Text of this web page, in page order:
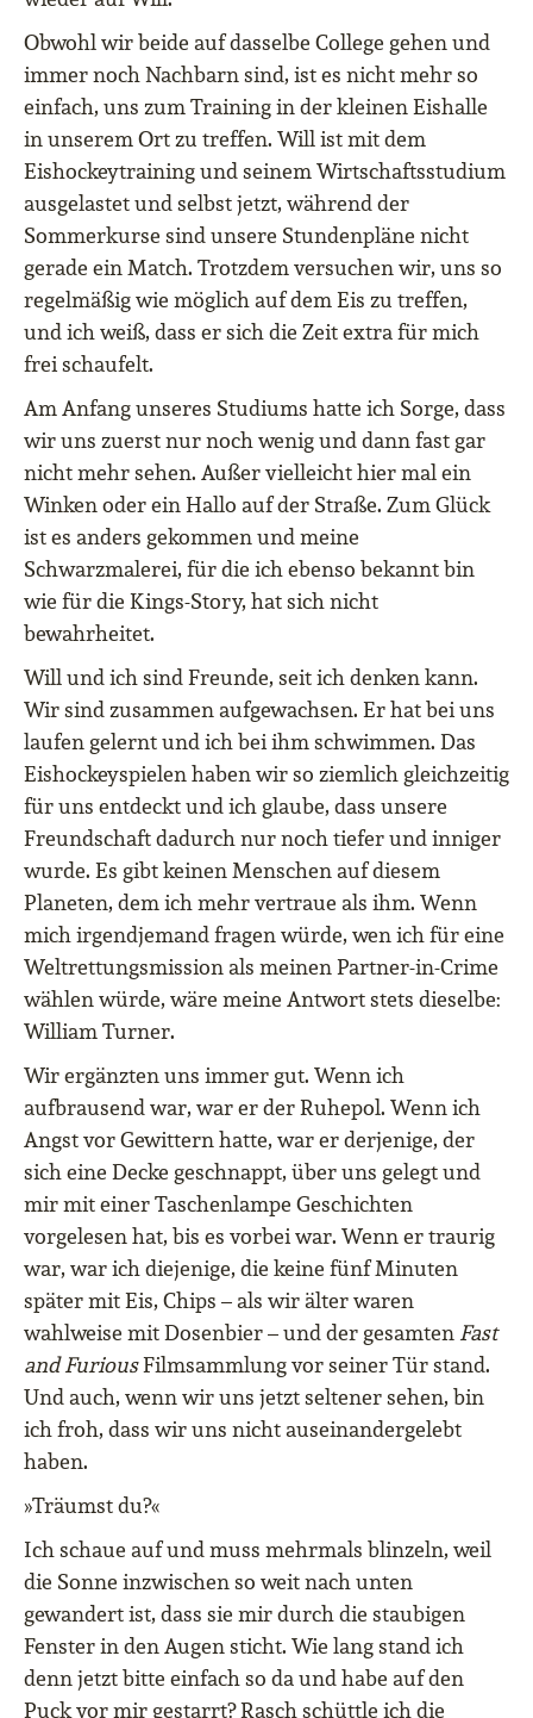
Obwohl wir beide auf dasselbe College gehen und
immer noch Nachbarn sind, ist es nicht mehr so
einfach, uns zum Training in der kleinen Eishalle
in unserem Ort zu treffen. Will ist mit dem
Eishockeytraining und seinem Wirtschaftsstudium
ausgelastet und selbst jetzt, während der
Sommerkurse sind unsere Stundenpläne nicht
gerade ein Match. Trotzdem versuchen wir, uns so
regelmäßig wie möglich auf dem Eis zu treffen,
und ich weiß, dass er sich die Zeit extra für mich
frei schaufelt.
Am Anfang unseres Studiums hatte ich Sorge, dass
wir uns zuerst nur noch wenig und dann fast gar
nicht mehr sehen. Außer vielleicht hier mal ein
Winken oder ein Hallo auf der Straße. Zum Glück
ist es anders gekommen und meine
Schwarzmalerei, für die ich ebenso bekannt bin
wie für die Kings-Story, hat sich nicht
bewahrheitet.
Will und ich sind Freunde, seit ich denken kann.
Wir sind zusammen aufgewachsen. Er hat bei uns
laufen gelernt und ich bei ihm schwimmen. Das
Eishockeyspielen haben wir so ziemlich gleichzeitig
für uns entdeckt und ich glaube, dass unsere
Freundschaft dadurch nur noch tiefer und inniger
wurde. Es gibt keinen Menschen auf diesem
Planeten, dem ich mehr vertraue als ihm. Wenn
mich irgendjemand fragen würde, wen ich für eine
Weltrettungsmission als meinen Partner-in-Crime
wählen würde, wäre meine Antwort stets dieselbe:
William Turner.
Wir ergänzten uns immer gut. Wenn ich
aufbrausend war, war er der Ruhepol. Wenn ich
Angst vor Gewittern hatte, war er derjenige, der
sich eine Decke geschnappt, über uns gelegt und
mir mit einer Taschenlampe Geschichten
vorgelesen hat, bis es vorbei war. Wenn er traurig
war, war ich diejenige, die keine fünf Minuten
später mit Eis, Chips – als wir älter waren
wahlweise mit Dosenbier – und der gesamten Fast
and FuriousFilmsammlung vor seiner Tür stand.
Und auch, wenn wir uns jetzt seltener sehen, bin
ich froh, dass wir uns nicht auseinandergelebt
haben.
»Träumst du?«
Ich schaue auf und muss mehrmals blinzeln, weil
die Sonne inzwischen so weit nach unten
gewandert ist, dass sie mir durch die staubigen
Fenster in den Augen sticht. Wie lang stand ich
denn jetzt bitte einfach so da und habe auf den
Puck vor mir gestarrt? Rasch schüttle ich die